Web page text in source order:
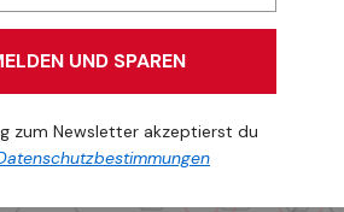
UND SPAREN
zum Newsletter akzeptierst du